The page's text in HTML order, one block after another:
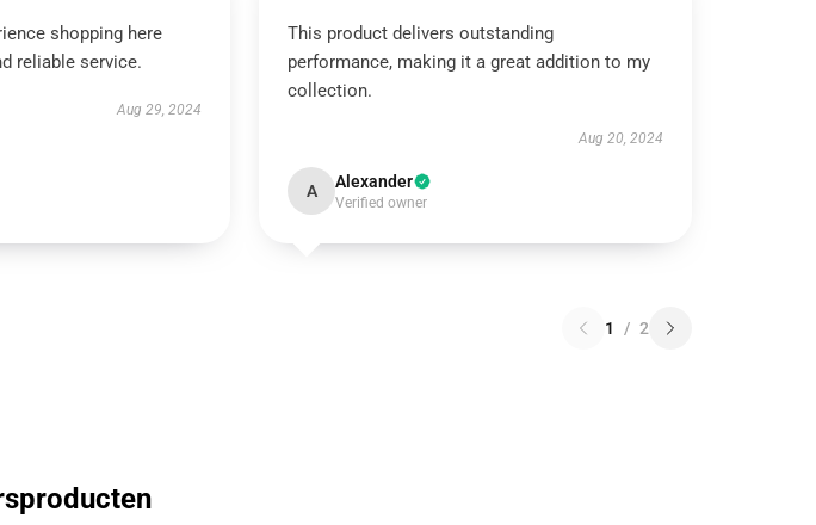
shopping here
reliable service.
Aug 29, 2024
This product delivers outstanding
performance, making it a great addition to my
collection.
Aug 20, 2024
A Alexander
Verified owner
1 / 2